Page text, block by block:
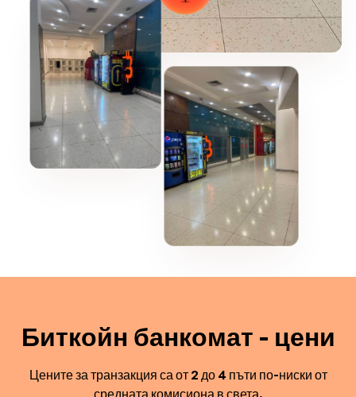
Биткойн банкомат - цени
Цените за транзакция са от 2 до 4 пъти по-ниски от